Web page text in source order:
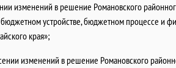
изменений в решение Романовского
устройстве, бюджетном процессе и
края»;
изменений в решение Романовского